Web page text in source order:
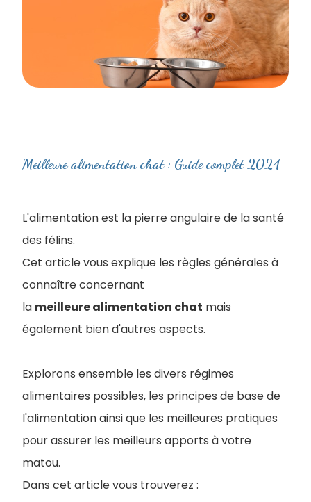
Meilleure alimentation chat : Guide complet 2024
L'alimentation est la pierre angulaire de la santé
des félins.
Cet article vous explique les règles générales à
connaître concernant
la meilleure alimentation chat mais
également bien d'autres aspects.
Explorons ensemble les divers régimes
alimentaires possibles, les principes de base de
l'alimentation ainsi que les meilleures pratiques
pour assurer les meilleurs apports à votre
matou.
Dans cet article vous trouverez :